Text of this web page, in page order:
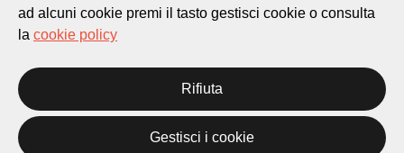
Cookie policy
Homepage
Temi
Mappa
Novità
ad alcuni cookie premi il tasto gestisci cookie o consulta
la cookie policy
Rifiuta
Gestisci i cookie